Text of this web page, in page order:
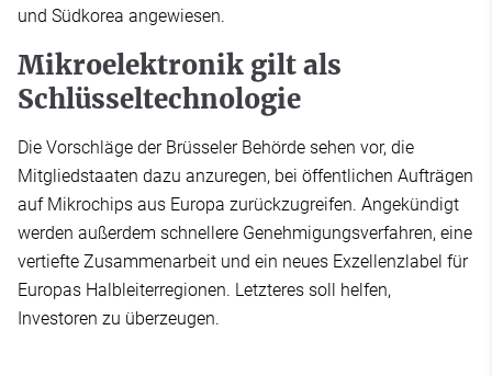
und Südkorea angewiesen.
Mikroelektronik gilt als
Schlüsseltechnologie
Die Vorschläge der Brüsseler Behörde sehen vor, die
Mitgliedstaaten dazu anzuregen, bei öffentlichen Aufträgen
auf Mikrochips aus Europa zurückzugreifen. Angekündigt
werden außerdem schnellere Genehmigungsverfahren, eine
vertiefte Zusammenarbeit und ein neues Exzellenzlabel für
Europas Halbleiterregionen. Letzteres soll helfen,
Investoren zu überzeugen.